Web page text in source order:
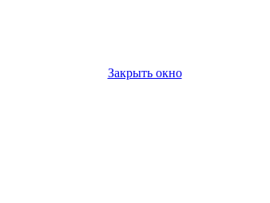
Закрыть окно